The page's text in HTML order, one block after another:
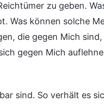
zu geben.
Was können solche
die gegen Mich
gegen Mich
sind. So verhält es